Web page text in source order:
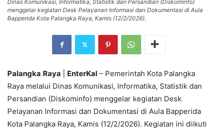
Dinas Komunikasi, Informatika, Statistik dan Persandian (Diskominfo)
menggelar kegiatan Desk Pelayanan Informasi dan Dokumentasi di Aula
Bapperida Kota Palangka Raya, Kamis (12/2/2026).
Palangka Raya EnterKal – Pemerintah Kota Palangka
Raya melalui Dinas Komunikasi, Informatika, Statistik dan
Persandian (Diskominfo) menggelar kegiatan Desk
Pelayanan Informasi dan Dokumentasi di Aula Bapperida
Kota Palangka Raya, Kamis (12/2/2026). Kegiatan ini diikuti